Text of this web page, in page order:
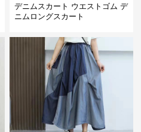
デニムスカート ウエストゴム デ
ニムロングスカート